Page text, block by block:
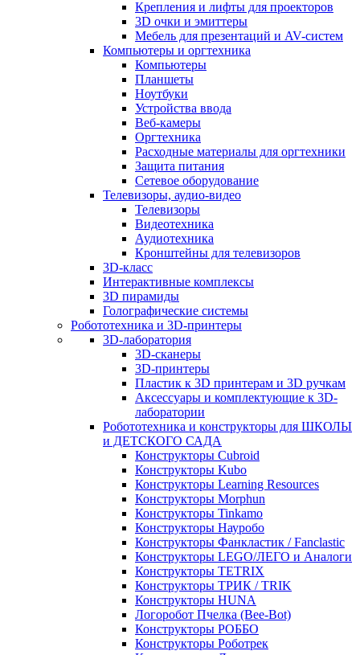
Крепления и лифты для проекторов
3D очки и эмиттеры
Мебель для презентаций и AV-систем
Компьютеры и оргтехника
Компьютеры
Планшеты
Ноутбуки
Устройства ввода
Веб-камеры
Оргтехника
Расходные материалы для оргтехники
Защита питания
Сетевое оборудование
Телевизоры, аудио-видео
Телевизоры
Видеотехника
Аудиотехника
Кронштейны для телевизоров
3D-класс
Интерактивные комплексы
3D пирамиды
Голографические системы
Робототехника и 3D-принтеры
3D-лаборатория
3D-сканеры
3D-принтеры
Пластик к 3D принтерам и 3D ручкам
Аксессуары и комплектующие к 3D-
лаборатории
Робототехника и конструкторы для ШКОЛЫ
и ДЕТСКОГО САДА
Конструкторы Cubroid
Конструкторы Kubo
Конструкторы Learning Resources
Конструкторы Morphun
Конструкторы Tinkamo
Конструкторы Науробо
Конструкторы Фанкластик / Fanclastic
Конструкторы LEGO/ЛЕГО и Аналоги
Конструкторы TETRIX
Конструкторы ТРИК / TRIK
Конструкторы HUNA
Логоробот Пчелка (Bee-Bot)
Конструкторы РОББО
Конструкторы Роботрек